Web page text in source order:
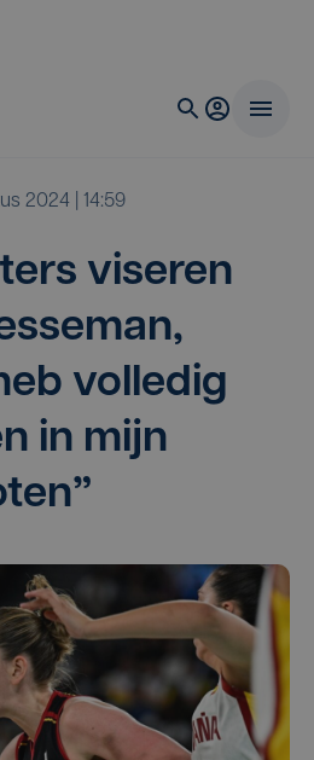
2024 | 14:59
vise­ren
vol­le­dig
in mijn